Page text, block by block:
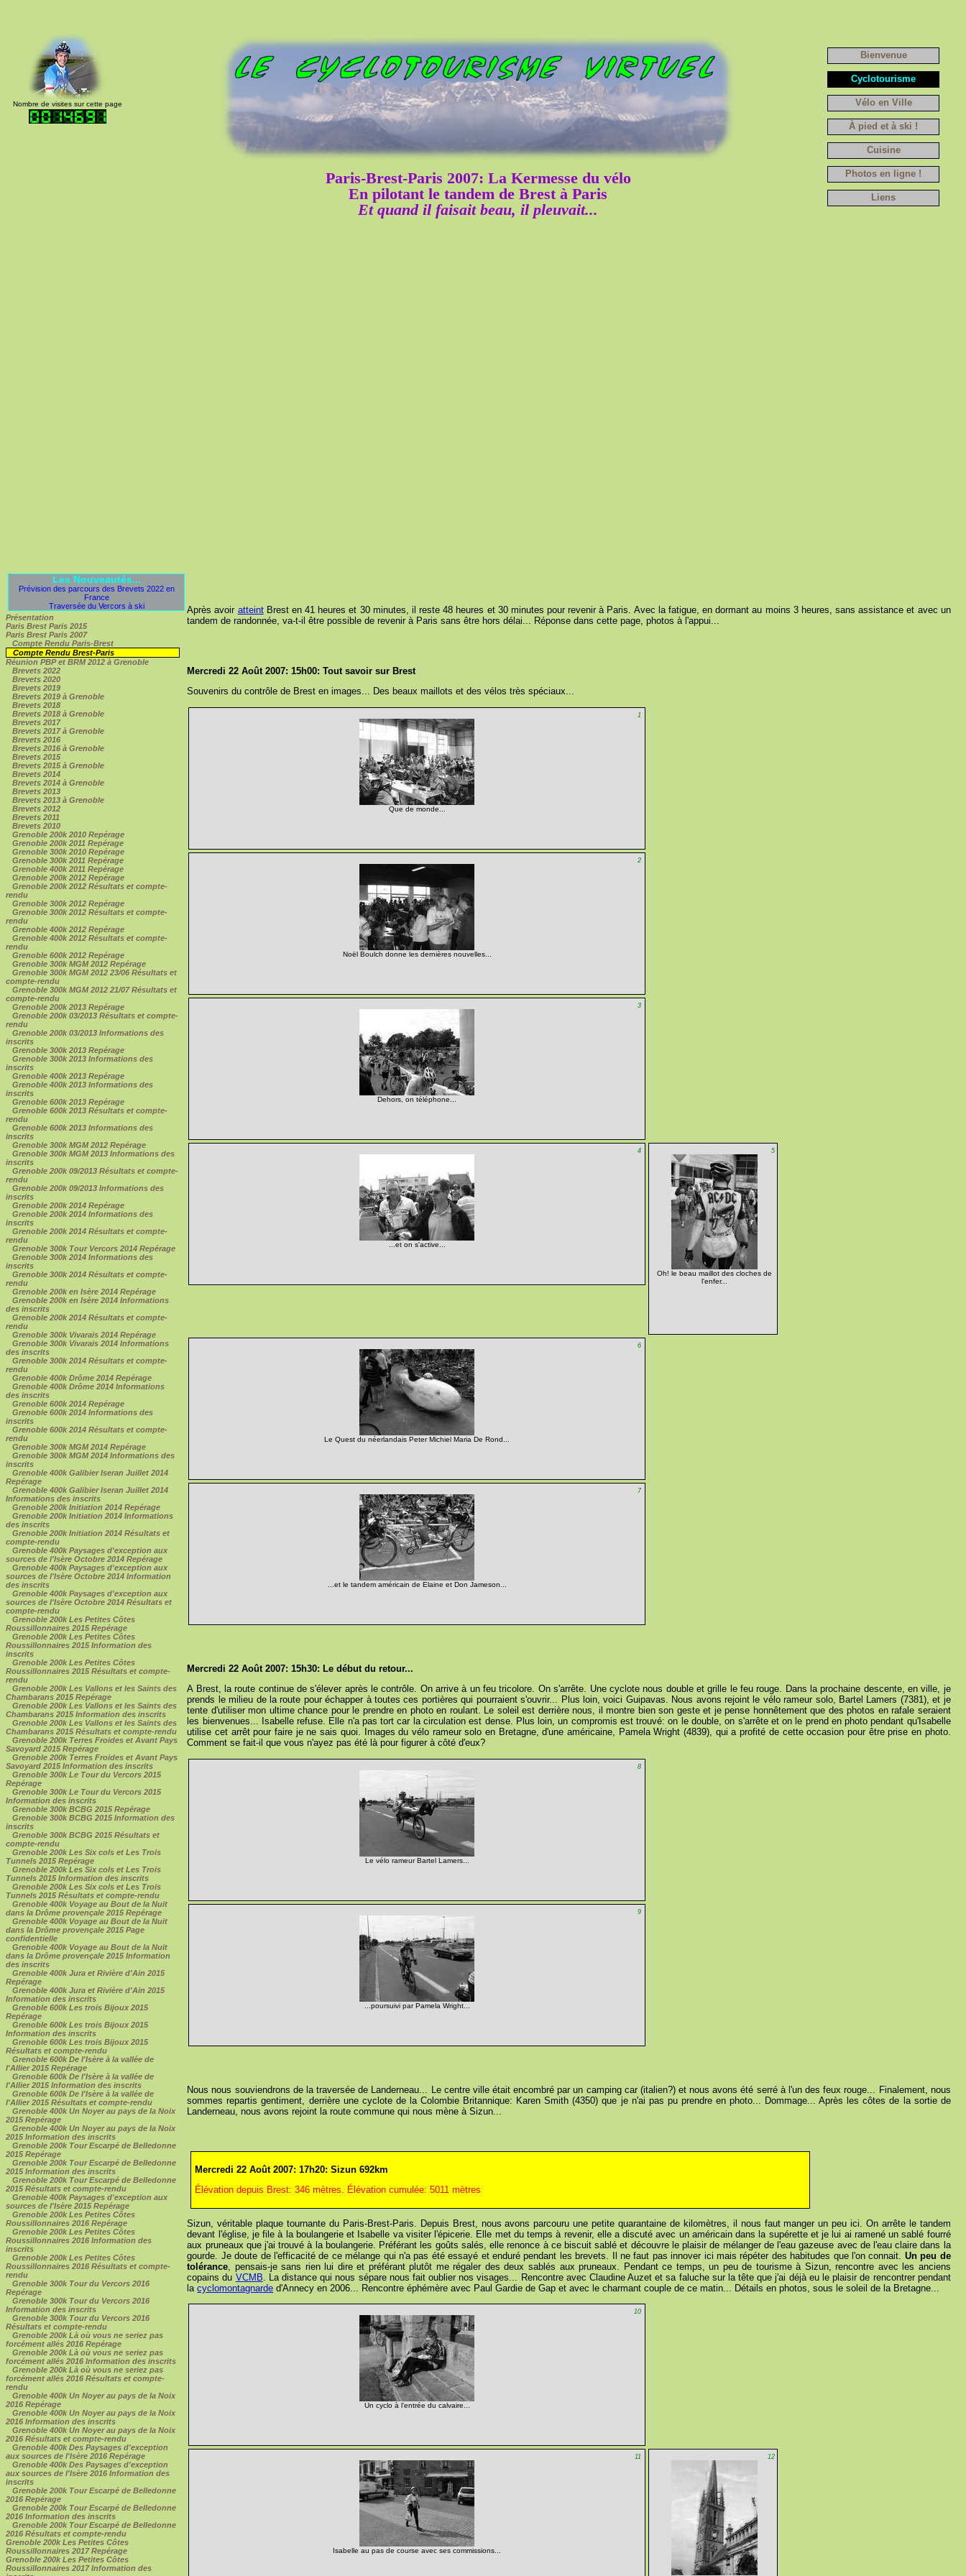
Nombre de visites sur cette page
Paris-Brest-Paris 2007: La Kermesse du vélo
En pilotant le tandem de Brest à Paris
Et quand il faisait beau, il pleuvait...
Bienvenue
Cyclotourisme
Vélo en Ville
À pied et à ski !
Cuisine
Photos en ligne !
Liens
Les Nouveautés...
Prévision des parcours des Brevets 2022 en
France
Traversée du Vercors à ski
Présentation
Paris Brest Paris 2015
Paris Brest Paris 2007
Compte Rendu Paris-Brest
Compte Rendu Brest-Paris
Réunion PBP et BRM 2012 à Grenoble
Brevets 2022
Brevets 2020
Brevets 2019
Brevets 2019 à Grenoble
Brevets 2018
Brevets 2018 à Grenoble
Brevets 2017
Brevets 2017 à Grenoble
Brevets 2016
Brevets 2016 à Grenoble
Brevets 2015
Brevets 2015 à Grenoble
Brevets 2014
Brevets 2014 à Grenoble
Brevets 2013
Brevets 2013 à Grenoble
Brevets 2012
Brevets 2011
Brevets 2010
Grenoble 200k 2010 Repérage
Grenoble 200k 2011 Repérage
Grenoble 300k 2010 Repérage
Grenoble 300k 2011 Repérage
Grenoble 400k 2011 Repérage
Grenoble 200k 2012 Repérage
Grenoble 200k 2012 Résultats et compte-
rendu
Grenoble 300k 2012 Repérage
Grenoble 300k 2012 Résultats et compte-
rendu
Grenoble 400k 2012 Repérage
Grenoble 400k 2012 Résultats et compte-
rendu
Grenoble 600k 2012 Repérage
Grenoble 300k MGM 2012 Repérage
Grenoble 300k MGM 2012 23/06 Résultats et
compte-rendu
Grenoble 300k MGM 2012 21/07 Résultats et
compte-rendu
Grenoble 200k 2013 Repérage
Grenoble 200k 03/2013 Résultats et compte-
rendu
Grenoble 200k 03/2013 Informations des
inscrits
Grenoble 300k 2013 Repérage
Grenoble 300k 2013 Informations des
inscrits
Grenoble 400k 2013 Repérage
Grenoble 400k 2013 Informations des
inscrits
Grenoble 600k 2013 Repérage
Grenoble 600k 2013 Résultats et compte-
rendu
Grenoble 600k 2013 Informations des
inscrits
Grenoble 300k MGM 2012 Repérage
Grenoble 300k MGM 2013 Informations des
inscrits
Grenoble 200k 09/2013 Résultats et compte-
rendu
Grenoble 200k 09/2013 Informations des
inscrits
Grenoble 200k 2014 Repérage
Grenoble 200k 2014 Informations des
inscrits
Grenoble 200k 2014 Résultats et compte-
rendu
Grenoble 300k Tour Vercors 2014 Repérage
Grenoble 300k 2014 Informations des
inscrits
Grenoble 300k 2014 Résultats et compte-
rendu
Grenoble 200k en Isère 2014 Repérage
Grenoble 200k en Isère 2014 Informations
des inscrits
Grenoble 200k 2014 Résultats et compte-
rendu
Grenoble 300k Vivarais 2014 Repérage
Grenoble 300k Vivarais 2014 Informations
des inscrits
Grenoble 300k 2014 Résultats et compte-
rendu
Grenoble 400k Drôme 2014 Repérage
Grenoble 400k Drôme 2014 Informations
des inscrits
Grenoble 600k 2014 Repérage
Grenoble 600k 2014 Informations des
inscrits
Grenoble 600k 2014 Résultats et compte-
rendu
Grenoble 300k MGM 2014 Repérage
Grenoble 300k MGM 2014 Informations des
inscrits
Grenoble 400k Galibier Iseran Juillet 2014
Repérage
Grenoble 400k Galibier Iseran Juillet 2014
Informations des inscrits
Grenoble 200k Initiation 2014 Repérage
Grenoble 200k Initiation 2014 Informations
des inscrits
Grenoble 200k Initiation 2014 Résultats et
compte-rendu
Grenoble 400k Paysages d'exception aux
sources de l'Isère Octobre 2014 Repérage
Grenoble 400k Paysages d'exception aux
sources de l'Isère Octobre 2014 Information
des inscrits
Grenoble 400k Paysages d'exception aux
sources de l'Isère Octobre 2014 Résultats et
compte-rendu
Grenoble 200k Les Petites Côtes
Roussillonnaires 2015 Repérage
Grenoble 200k Les Petites Côtes
Roussillonnaires 2015 Information des
inscrits
Grenoble 200k Les Petites Côtes
Roussillonnaires 2015 Résultats et compte-
rendu
Grenoble 200k Les Vallons et les Saints des
Chambarans 2015 Repérage
Grenoble 200k Les Vallons et les Saints des
Chambarans 2015 Information des inscrits
Grenoble 200k Les Vallons et les Saints des
Chambarans 2015 Résultats et compte-rendu
Grenoble 200k Terres Froides et Avant Pays
Savoyard 2015 Repérage
Grenoble 200k Terres Froides et Avant Pays
Savoyard 2015 Information des inscrits
Grenoble 300k Le Tour du Vercors 2015
Repérage
Grenoble 300k Le Tour du Vercors 2015
Information des inscrits
Grenoble 300k BCBG 2015 Repérage
Grenoble 300k BCBG 2015 Information des
inscrits
Grenoble 300k BCBG 2015 Résultats et
compte-rendu
Grenoble 200k Les Six cols et Les Trois
Tunnels 2015 Repérage
Grenoble 200k Les Six cols et Les Trois
Tunnels 2015 Information des inscrits
Grenoble 200k Les Six cols et Les Trois
Tunnels 2015 Résultats et compte-rendu
Grenoble 400k Voyage au Bout de la Nuit
dans la Drôme provençale 2015 Repérage
Grenoble 400k Voyage au Bout de la Nuit
dans la Drôme provençale 2015 Page
confidentielle
Grenoble 400k Voyage au Bout de la Nuit
dans la Drôme provençale 2015 Information
des inscrits
Grenoble 400k Jura et Rivière d'Ain 2015
Repérage
Grenoble 400k Jura et Rivière d'Ain 2015
Information des inscrits
Grenoble 600k Les trois Bijoux 2015
Repérage
Grenoble 600k Les trois Bijoux 2015
Information des inscrits
Grenoble 600k Les trois Bijoux 2015
Résultats et compte-rendu
Grenoble 600k De l'Isère à la vallée de
l'Allier 2015 Repérage
Grenoble 600k De l'Isère à la vallée de
l'Allier 2015 Information des inscrits
Grenoble 600k De l'Isère à la vallée de
l'Allier 2015 Résultats et compte-rendu
Grenoble 400k Un Noyer au pays de la Noix
2015 Repérage
Grenoble 400k Un Noyer au pays de la Noix
2015 Information des inscrits
Grenoble 200k Tour Escarpé de Belledonne
2015 Repérage
Grenoble 200k Tour Escarpé de Belledonne
2015 Information des inscrits
Grenoble 200k Tour Escarpé de Belledonne
2015 Résultats et compte-rendu
Grenoble 400k Paysages d'exception aux
sources de l'Isère 2015 Repérage
Grenoble 200k Les Petites Côtes
Roussillonnaires 2016 Repérage
Grenoble 200k Les Petites Côtes
Roussillonnaires 2016 Information des
inscrits
Grenoble 200k Les Petites Côtes
Roussillonnaires 2016 Résultats et compte-
rendu
Grenoble 300k Tour du Vercors 2016
Repérage
Grenoble 300k Tour du Vercors 2016
Information des inscrits
Grenoble 300k Tour du Vercors 2016
Résultats et compte-rendu
Grenoble 200k Là où vous ne seriez pas
forcément allés 2016 Repérage
Grenoble 200k Là où vous ne seriez pas
forcément allés 2016 Information des inscrits
Grenoble 200k Là où vous ne seriez pas
forcément allés 2016 Résultats et compte-
rendu
Grenoble 400k Un Noyer au pays de la Noix
2016 Repérage
Grenoble 400k Un Noyer au pays de la Noix
2016 Information des inscrits
Grenoble 400k Un Noyer au pays de la Noix
2016 Résultats et compte-rendu
Grenoble 400k Des Paysages d'exception
aux sources de l'Isère 2016 Repérage
Grenoble 400k Des Paysages d'exception
aux sources de l'Isère 2016 Information des
inscrits
Grenoble 200k Tour Escarpé de Belledonne
2016 Repérage
Grenoble 200k Tour Escarpé de Belledonne
2016 Information des inscrits
Grenoble 200k Tour Escarpé de Belledonne
2016 Résultats et compte-rendu
Grenoble 200k Les Petites Côtes
Roussillonnaires 2017 Repérage
Grenoble 200k Les Petites Côtes
Roussillonnaires 2017 Information des
Après avoir atteintBrest en 41 heures et 30 minutes, il reste 48 heures et 30 minutes pour revenir à Paris. Avec la fatigue, en dormant au moins 3 heures, sans assistance et avec un
tandem de randonnée, va-t-il être possible de revenir à Paris sans être hors délai... Réponse dans cette page, photos à l'appui...
Mercredi 22 Août 2007: 15h00: Tout savoir sur Brest
Souvenirs du contrôle de Brest en images... Des beaux maillots et des vélos très spéciaux...
1
Que de monde...
2
Noël Boulch donne les dernières nouvelles...
3
Dehors, on téléphone...
4
...et on s'active...
5
Oh! le beau maillot des cloches de
l'enfer...
6
Le Quest du néerlandais Peter Michiel Maria De Rond...
7
...et le tandem américain de Elaine et Don Jameson...
Mercredi 22 Août 2007: 15h30: Le début du retour...
A Brest, la route continue de s'élever après le contrôle. On arrive à un feu tricolore. On s'arrête. Une cyclote nous double et grille le feu rouge. Dans la prochaine descente, en ville, je
prends le milieu de la route pour échapper à toutes ces portières qui pourraient s'ouvrir... Plus loin, voici Guipavas. Nous avons rejoint le vélo rameur solo, Bartel Lamers (7381), et je
tente d'utiliser mon ultime chance pour le prendre en photo en roulant. Le soleil est derrière nous, il montre bien son geste et je pense honnêtement que des photos en rafale seraient
les bienvenues... Isabelle refuse. Elle n'a pas tort car la circulation est dense. Plus loin, un compromis est trouvé: on le double, on s'arrête et on le prend en photo pendant qu'Isabelle
utilise cet arrêt pour faire je ne sais quoi. Images du vélo rameur solo en Bretagne, d'une américaine, Pamela Wright (4839), qui a profité de cette occasion pour être prise en photo.
Comment se fait-il que vous n'ayez pas été là pour figurer à côté d'eux?
8
Le vélo rameur Bartel Lamers...
9
...poursuivi par Pamela Wright...
Nous nous souviendrons de la traversée de Landerneau... Le centre ville était encombré par un camping car (italien?) et nous avons été serré à l'un des feux rouge... Finalement, nous
sommes repartis gentiment, derrière une cyclote de la Colombie Britannique: Karen Smith (4350) que je n'ai pas pu prendre en photo... Dommage... Après les côtes de la sortie de
Landerneau, nous avons rejoint la route commune qui nous mène à Sizun...
Mercredi 22 Août 2007: 17h20: Sizun 692km
Élévation depuis Brest: 346 mètres. Élévation cumulée: 5011 mètres
Sizun, véritable plaque tournante du Paris-Brest-Paris. Depuis Brest, nous avons parcouru une petite quarantaine de kilomètres, il nous faut manger un peu ici. On arrête le tandem
devant l'église, je file à la boulangerie et Isabelle va visiter l'épicerie. Elle met du temps à revenir, elle a discuté avec un américain dans la supérette et je lui ai ramené un sablé fourré
aux pruneaux que j'ai trouvé à la boulangerie. Préférant les goûts salés, elle renonce à ce biscuit sablé et découvre le plaisir de mélanger de l'eau gazeuse avec de l'eau claire dans la
gourde. Je doute de l'efficacité de ce mélange qui n'a pas été essayé et enduré pendant les brevets. Il ne faut pas innover ici mais répéter des habitudes que l'on connait. Un peu de
tolérance , pensais-je sans rien lui dire et préférant plutôt me régaler des deux sablés aux pruneaux. Pendant ce temps, un peu de tourisme à Sizun, rencontre avec les anciens
copains du VCMB . La distance qui nous sépare nous fait oublier nos visages... Rencontre avec Claudine Auzet et sa faluche sur la tête que j'ai déjà eu le plaisir de rencontrer pendant
lacyclomontagnarde d'Annecy en 2006... Rencontre éphémère avec Paul Gardie de Gap et avec le charmant couple de ce matin... Détails en photos, sous le soleil de la Bretagne...
10
Un cyclo à l'entrée du calvaire...
11
Isabelle au pas de course avec ses commissions...
12